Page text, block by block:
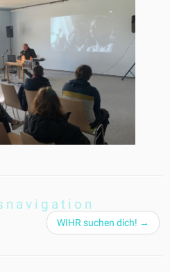
WIHR suchen dich! →